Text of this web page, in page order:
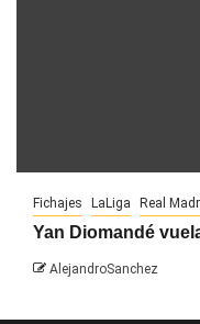
Fichajes LaLiga Real
Yan Diomandé
AlejandroSanchez